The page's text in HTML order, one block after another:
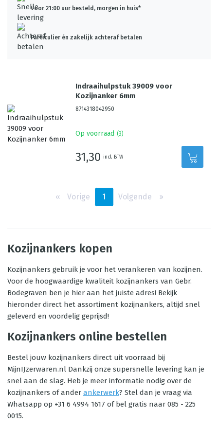
Voor 21:00 uur besteld, morgen in huis*
Particulier én zakelijk achteraf betalen
Indraaihulpstuk 39009 voor
Kozijnanker 6mm
8714318042950
Op voorraad (3)
31,30 incl. BTW
‹‹ Vorige 1 Volgende ››
Kozijnankers kopen
Kozijnankers gebruik je voor het verankeren van kozijnen.
Voor de hoogwaardige kwaliteit kozijnankers van Gebr.
Bodegraven ben je hier aan het juiste adres! Bekijk
hieronder direct het assortiment kozijnankers, altijd snel
geleverd en voordelig geprijsd!
Kozijnankers online bestellen
Bestel jouw kozijnankers direct uit voorraad bij
MijnIJzerwaren.nl Dankzij onze supersnelle levering kan je
snel aan de slag. Heb je meer informatie nodig over de
kozijnankers of ander ankerwerk? Stel dan je vraag via
Whatsapp op +31 6 4994 1617 of bel gratis naar 085 - 225
0015.